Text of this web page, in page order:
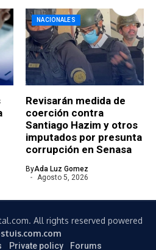
NACIONALES
Revisarán medida de
coerción contra
Santiago Hazim y otros
imputados por presunta
corrupción en Senasa
ByAda Luz Gomez
Agosto 5, 2026
All rights reserved powered
Private policy Forums